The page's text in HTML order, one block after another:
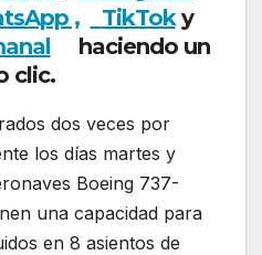
, TikToky
haciendo un
clic.
dos veces por
los días martes y
Boeing 737-
una capacidad para
en 8 asientos de